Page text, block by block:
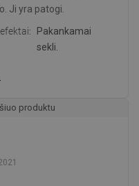
Ji yra patogi.
Pakankamai
sekli.
produktu